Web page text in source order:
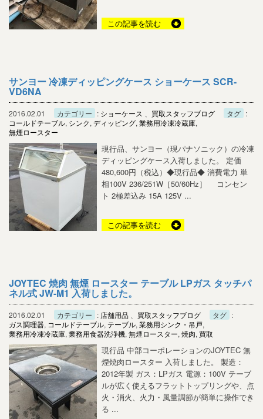
この記事を読む
サンヨー 冷凍ディッピングケース ショーケース SCR-
VD6NA
2016.02.01 カテゴリー : ショーケース 買取スタッフブログ タグ :
コールドテーブル, シンク, ディッピング, 業務用冷凍冷蔵庫,
無煙ロースター
現行品、サンヨー（現パナソニック）の冷凍
ディッピングケース入荷しました。 定価
480,600円（税込）◆現行品◆ 消費電力 単
相100V 236/251W［50/60Hz］ コンセン
ト 2極差込み 15A 125V ...
この記事を読む
JOYTEC 焼肉 無煙 ロースター テーブル LPガス タッチパ
ネル式 JW-M1 入荷しました。
2016.02.01 カテゴリー : 店舗用品 買取スタッフブログ タグ :
ガス調理器, コールドテーブル, テーブル, 業務用シンク・吊戸,
業務用冷凍冷蔵庫, 業務用食器洗浄機, 無煙ロースター, 焼肉, 買取
現行品 中部コーポレーションのJOYTEC 無
煙焼肉ロースター 入荷しました。 製造：
2012年製 ガス：LPガス 電源：100V テーブ
ルが広く使えるフラットトップリングや、点
火・消火、火力・風量調節が簡単に操作でき
る ...